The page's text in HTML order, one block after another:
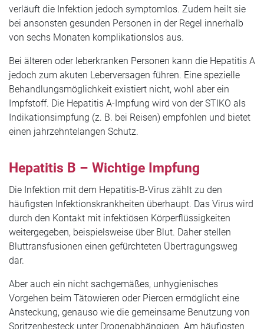
verläuft die Infektion jedoch symptomlos. Zudem heilt sie
bei ansonsten gesunden Personen in der Regel innerhalb
von sechs Monaten komplikationslos aus.
Bei älteren oder leberkranken Personen kann die Hepatitis A
jedoch zum akuten Leberversagen führen. Eine spezielle
Behandlungsmöglichkeit existiert nicht, wohl aber ein
Impfstoff. Die Hepatitis A-Impfung wird von der STIKO als
Indikationsimpfung (z. B. bei Reisen) empfohlen und bietet
einen jahrzehntelangen Schutz.
Hepatitis B – Wichtige Impfung
Die Infektion mit dem Hepatitis-B-Virus zählt zu den
häufigsten Infektionskrankheiten überhaupt. Das Virus wird
durch den Kontakt mit infektiösen Körperflüssigkeiten
weitergegeben, beispielsweise über Blut. Daher stellen
Bluttransfusionen einen gefürchteten Übertragungsweg
dar.
Aber auch ein nicht sachgemäßes, unhygienisches
Vorgehen beim Tätowieren oder Piercen ermöglicht eine
Ansteckung, genauso wie die gemeinsame Benutzung von
Spritzenbesteck unter Drogenabhängigen. Am häufigsten